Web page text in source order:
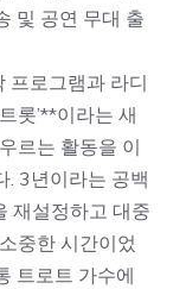
및 공연 무대 출
프로그램과 라디
롯’**이라는 새
르는 활동을 이
. 3년이라는 공백
재설정하고 대중
중한 시간이었
트로트 가수에